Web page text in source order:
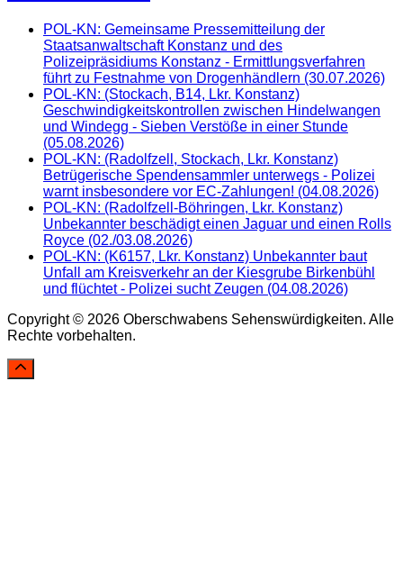
POL-KN: Gemeinsame Pressemitteilung der
Staatsanwaltschaft Konstanz und des
Polizeipräsidiums Konstanz - Ermittlungsverfahren
führt zu Festnahme von Drogenhändlern (30.07.2026)
POL-KN: (Stockach, B14, Lkr. Konstanz)
Geschwindigkeitskontrollen zwischen Hindelwangen
und Windegg - Sieben Verstöße in einer Stunde
(05.08.2026)
POL-KN: (Radolfzell, Stockach, Lkr. Konstanz)
Betrügerische Spendensammler unterwegs - Polizei
warnt insbesondere vor EC-Zahlungen! (04.08.2026)
POL-KN: (Radolfzell-Böhringen, Lkr. Konstanz)
Unbekannter beschädigt einen Jaguar und einen Rolls
Royce (02./03.08.2026)
POL-KN: (K6157, Lkr. Konstanz) Unbekannter baut
Unfall am Kreisverkehr an der Kiesgrube Birkenbühl
und flüchtet - Polizei sucht Zeugen (04.08.2026)
Copyright © 2026 Oberschwabens Sehenswürdigkeiten. Alle
Rechte vorbehalten.